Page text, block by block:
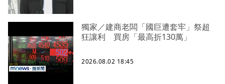
獨家／建商老闆「國巨遭套牢」祭超
狂讓利 買房「最高折130萬」
2026.08.02 18:45